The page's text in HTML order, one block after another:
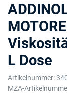
L Dose
Artikelnummer:
MZA-